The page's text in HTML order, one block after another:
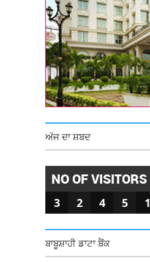
ਅੱਜ ਦਾ ਸ਼ਬਦ
NO OF VISITORS
3 2 4 5 1
ਬਾਬੂਸ਼ਾਹੀ ਡਾਟਾ ਬੈਂਕ